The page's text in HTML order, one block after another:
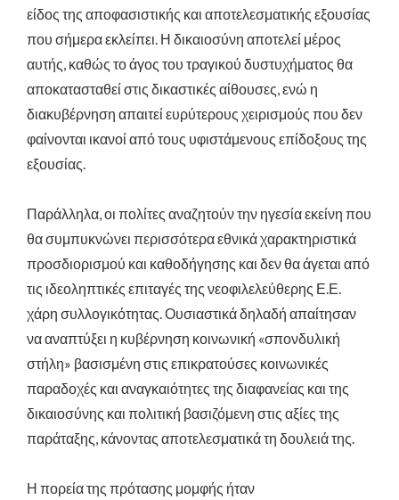
είδος της αποφασιστικής και αποτελεσματικής εξουσίας
που σήμερα εκλείπει. Η δικαιοσύνη αποτελεί μέρος
αυτής, καθώς το άγος του τραγικού δυστυχήματος θα
αποκατασταθεί στις δικαστικές αίθουσες, ενώ η
διακυβέρνηση απαιτεί ευρύτερους χειρισμούς που δεν
φαίνονται ικανοί από τους υφιστάμενους επίδοξους της
εξουσίας.
Παράλληλα, οι πολίτες αναζητούν την ηγεσία εκείνη που
θα συμπυκνώνει περισσότερα εθνικά χαρακτηριστικά
προσδιορισμού και καθοδήγησης και δεν θα άγεται από
τις ιδεοληπτικές επιταγές της νεοφιλελεύθερης Ε.Ε.
χάρη συλλογικότητας. Ουσιαστικά δηλαδή απαίτησαν
να αναπτύξει η κυβέρνηση κοινωνική «σπονδυλική
στήλη» βασισμένη στις επικρατούσες κοινωνικές
παραδοχές και αναγκαιότητες της διαφανείας και της
δικαιοσύνης και πολιτική βασιζόμενη στις αξίες της
παράταξης, κάνοντας αποτελεσματικά τη δουλειά της.
Η πορεία της πρότασης μομφής ήταν